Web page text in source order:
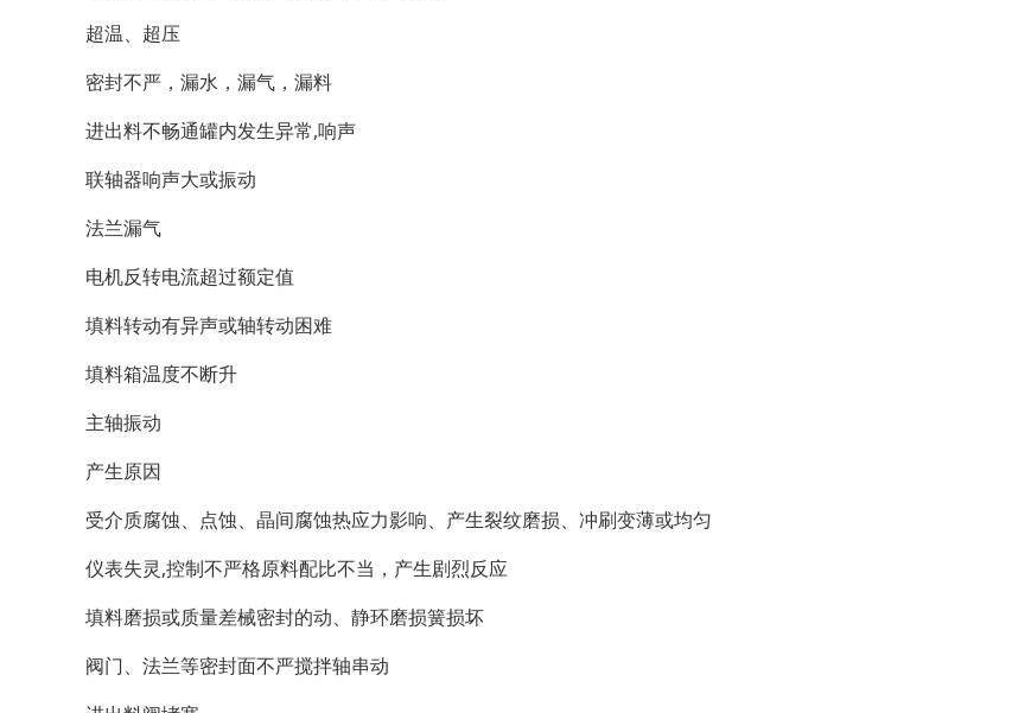
超温、超压
密封不严，漏水，漏气，漏料
进出料不畅通罐内发生异常,响声
联轴器响声大或振动
法兰漏气
电机反转电流超过额定值
填料转动有异声或轴转动困难
填料箱温度不断升
主轴振动
产生原因
受介质腐蚀、点蚀、晶间腐蚀热应力影响、产生裂纹磨损、冲刷变薄或均匀
仪表失灵,控制不严格原料配比不当，产生剧烈反应
填料磨损或质量差械密封的动、静环磨损簧损坏
阀门、法兰等密封面不严搅拌轴串动